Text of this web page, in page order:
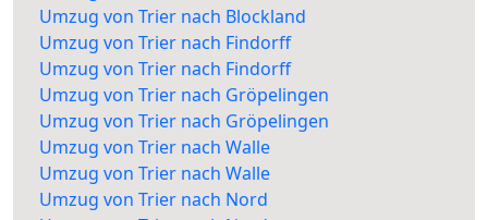
Umzug von Trier nach Blockland
Umzug von Trier nach Findorff
Umzug von Trier nach Findorff
Umzug von Trier nach Gröpelingen
Umzug von Trier nach Gröpelingen
Umzug von Trier nach Walle
Umzug von Trier nach Walle
Umzug von Trier nach Nord